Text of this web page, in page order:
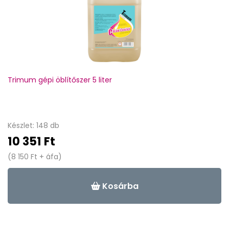
Trimum gépi öblítőszer 5 liter
Készlet: 148 db
10 351 Ft
(8 150 Ft + áfa)
Kosárba